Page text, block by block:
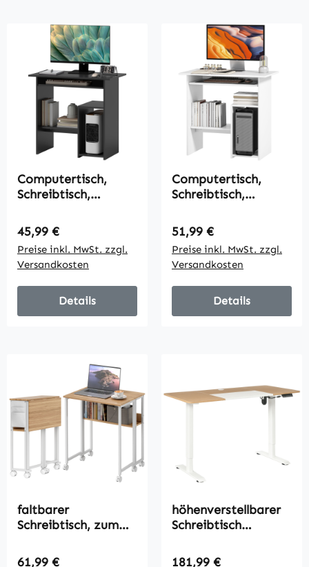
Computertisch,
Schreibtisch,
80 x 45 x 75 cm,
Schwarz
Regulärer Preis:
45,99 €
Preise inkl. MwSt. zzgl.
Versandkosten
Details
Computertisch,
Schreibtisch,
80 x 45 x 75 cm,
Weiß
Regulärer Preis:
51,99 €
Preise inkl. MwSt. zzgl.
Versandkosten
Details
faltbarer
Schreibtisch, zum
umwandelbar,
Regulärer Preis:
61,99 €
höhenverstellbarer
Schreibtisch
cm Computertisch
Regulärer Preis:
181,99 €